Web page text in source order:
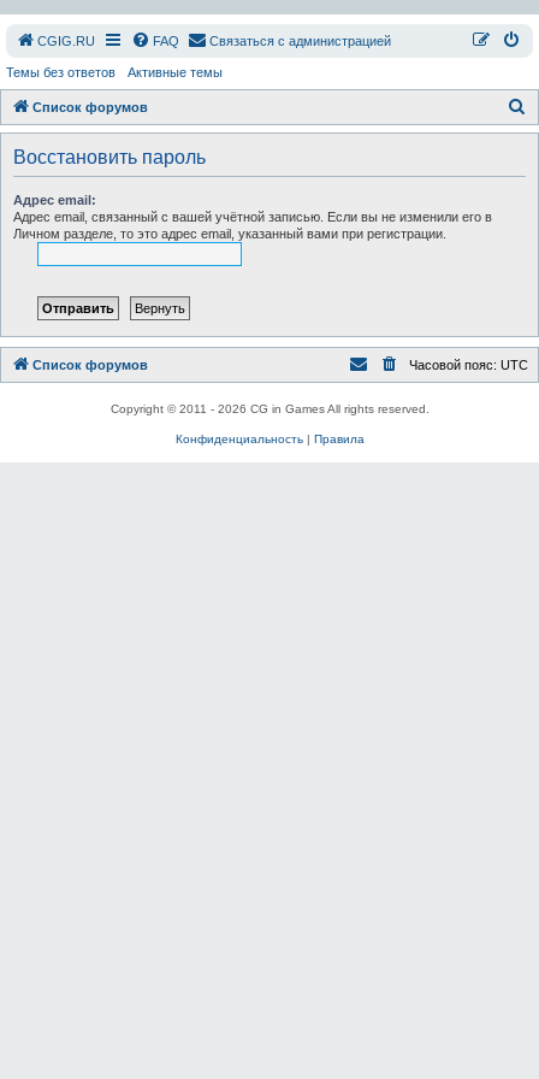
СGIG.RU FAQ Связаться с администрацией
Темы без ответов Активные темы
Список форумов
о
Восстановить пароль
Адрес email:
Адрес email, связанный с вашей учётной записью. Если вы не изменили его в
Личном разделе, то это адрес email, указанный вами при регистрации.
Список форумов Часовой пояс: UTC
Copyright © 2011 - 2026 CG in Games All rights reserved.
Конфиденциальность| Правила